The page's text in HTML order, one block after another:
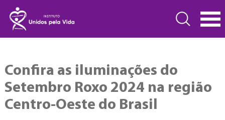
Confira as iluminações do
Setembro Roxo 2024 na região
Centro-Oeste do Brasil